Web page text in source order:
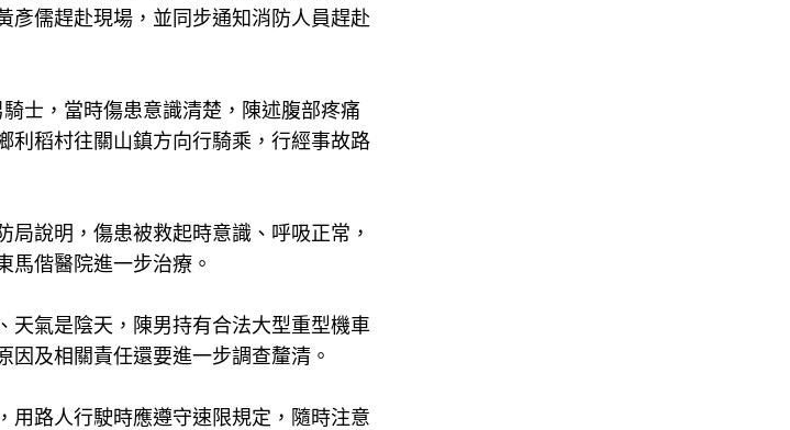
彥儒趕赴現場，並同步通知消防人員趕赴
士，當時傷患意識清楚，陳述腹部疼痛
利稻村往關山鎮方向行騎乘，行經事故路
說明，傷患被救起時意識、呼吸正常，
馬偕醫院進一步治療。
天氣是陰天，陳男持有合法大型重型機車
及相關責任還要進一步調查釐清。
用路人行駛時應遵守速限規定，隨時注意